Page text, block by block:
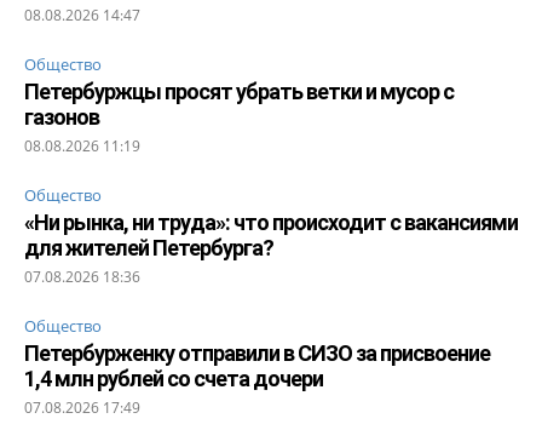
08.08.2026 14:47
Общество
Петербуржцы просят убрать ветки и мусор с
газонов
08.08.2026 11:19
Общество
«Ни рынка, ни труда»: что происходит с вакансиями
для жителей Петербурга?
07.08.2026 18:36
Общество
Петербурженку отправили в СИЗО за присвоение
1,4 млн рублей со счета дочери
07.08.2026 17:49